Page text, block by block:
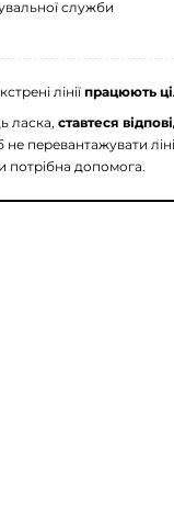
служби
лінії працюють
ласка, ставтеся
не перевантажувати
потрібна допомога.